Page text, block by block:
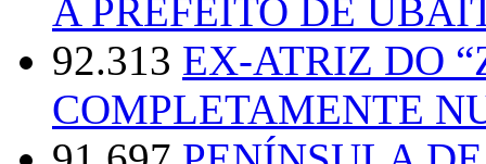
A PREFEITO DE
92.313 EX-ATRIZ DO
COMPLETAMENTE